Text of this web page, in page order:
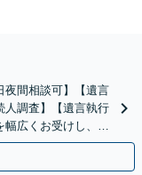
夜間相談可】【遺言
人調査】【遺言執行
幅広くお受けし、納